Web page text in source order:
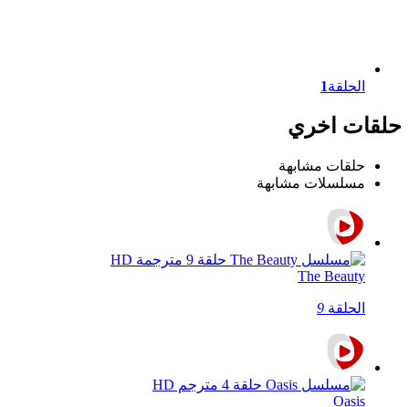
الحلقة1
حلقات اخري
حلقات مشابهة
مسلسلات مشابهة
The Beauty
الحلقة 9
Oasis